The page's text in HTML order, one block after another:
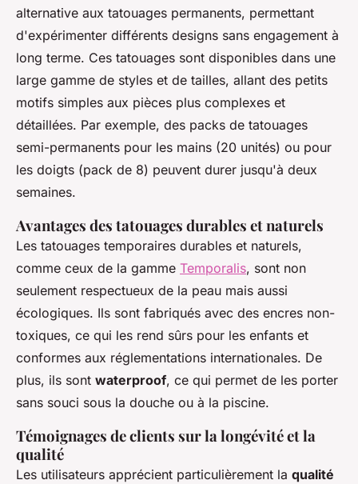
alternative aux tatouages permanents, permettant
d'expérimenter différents designs sans engagement à
long terme. Ces tatouages sont disponibles dans une
large gamme de styles et de tailles, allant des petits
motifs simples aux pièces plus complexes et
détaillées. Par exemple, des packs de tatouages
semi-permanents pour les mains (20 unités) ou pour
les doigts (pack de 8) peuvent durer jusqu'à deux
semaines.
Avantages des tatouages durables et naturels
Les tatouages temporaires durables et naturels,
comme ceux de la gamme Temporalis, sont non
seulement respectueux de la peau mais aussi
écologiques. Ils sont fabriqués avec des encres non-
toxiques, ce qui les rend sûrs pour les enfants et
conformes aux réglementations internationales. De
plus, ils sont waterproof, ce qui permet de les porter
sans souci sous la douche ou à la piscine.
Témoignages de clients sur la longévité et la
qualité
Les utilisateurs apprécient particulièrement la qualité